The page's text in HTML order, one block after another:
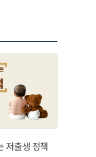
저출생 정책